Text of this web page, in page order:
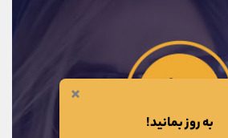
×
به روز بمانید!